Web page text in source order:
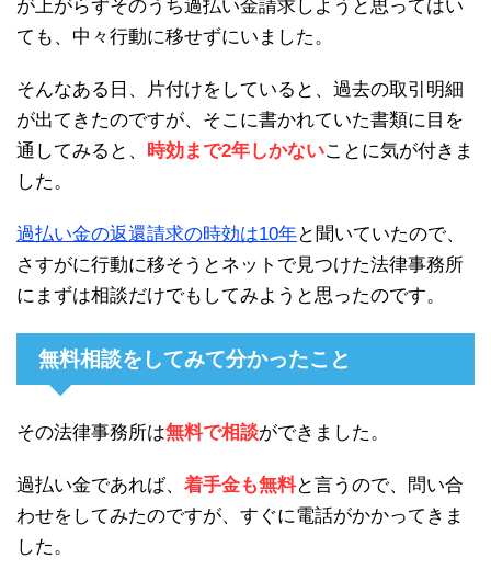
が上がらずそのうち過払い金請求しようと思ってはい
ても、中々行動に移せずにいました。
そんなある日、片付けをしていると、過去の取引明細
が出てきたのですが、そこに書かれていた書類に目を
通してみると、
時効まで2年しかないことに気が付きま
した。
過払い金の返還請求の時効は10年と聞いていたので、
さすがに行動に移そうとネットで見つけた法律事務所
にまずは相談だけでもしてみようと思ったのです。
無料相談をしてみて分かったこと
その法律事務所は無料で相談ができました。
過払い金であれば、 着手金も無料と言うので、問い合
わせをしてみたのですが、すぐに電話がかかってきま
した。